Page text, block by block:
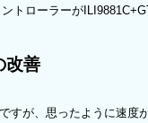
トローラーが
改善
すが、思ったように速